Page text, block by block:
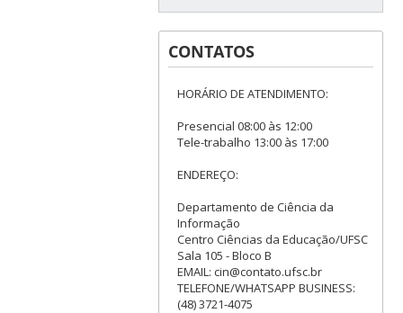
CONTATOS
HORÁRIO DE ATENDIMENTO:
Presencial 08:00 às 12:00
Tele-trabalho 13:00 às 17:00
ENDEREÇO:
Departamento de Ciência da
Informação
Centro Ciências da Educação/UFSC
Sala 105 - Bloco B
EMAIL: cin@contato.ufsc.br
TELEFONE/WHATSAPP BUSINESS:
(48) 3721-4075